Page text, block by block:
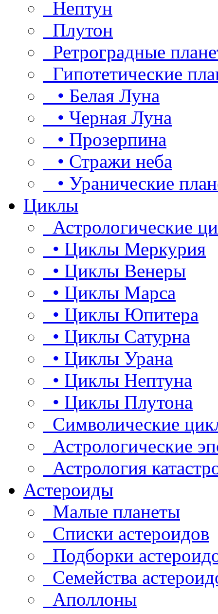
Нептун
Плутон
Ретроградные
Гипотетические
• Белая Луна
• Черная Луна
• Прозерпина
• Стражи неба
• Уранические
Циклы
Астрологические
• Циклы Меркурия
• Циклы Венеры
• Циклы Марса
• Циклы Юпитера
• Циклы Сатурна
• Циклы Урана
• Циклы Нептуна
• Циклы Плутона
Символические
Астрологические
Астрология
Астероиды
Малые планеты
Списки астероидов
Подборки
Семейства
Аполлоны